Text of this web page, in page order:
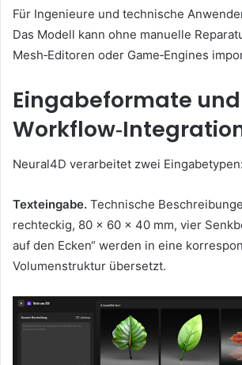
Für Ingenieure und technische
Das Modell kann ohne manuelle
Mesh‑Editoren oder Game‑Engines
Eingabeformate und
Neural4D verarbeitet zwei Eingabetypen:
Texteingabe. Technische
rechteckig, 80 x 60 x 40 mm, vier
auf den Ecken“ werden in eine
Volumenstruktur übersetzt.